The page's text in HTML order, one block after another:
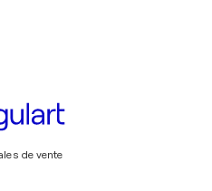
de vente